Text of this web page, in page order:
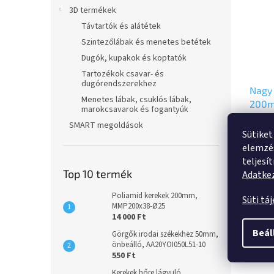
Süti
3D termékek
Távtartók és alátétek
Szintezőlábak és menetes betétek
Dugók, kupakok és koptatók
Tartozékok csavar- és
dugórendszerekhez
Menetes lábak, csuklós lábak,
marokcsavarok és fogantyúk
SMART megoldások
Top 10 termék
Poliamid kerekek 200mm,
MMP200x38-Ø25
14 000 Ft
Görgők irodai székekhez 50mm,
önbeálló, AA20YOI050L51-10
550 Ft
val
14